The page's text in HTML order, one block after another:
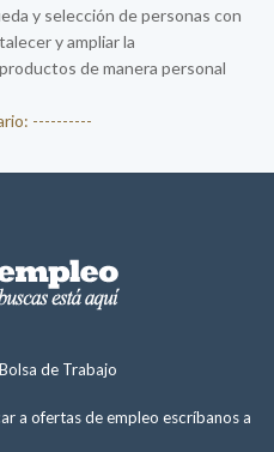
y selección de personas con
y ampliar la
de manera personal
----------
Bolsa de Trabajo
a ofertas de empleo escríbanos a